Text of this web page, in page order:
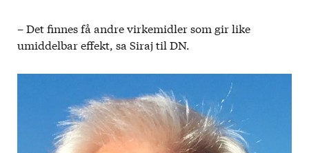
– Det finnes få andre virkemidler som gir like
umiddelbar effekt, sa Siraj til DN.